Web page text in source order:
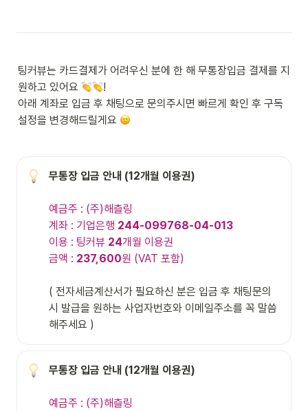
팅커뷰는 카드결제가 어려우신 분에 한 해 무통장입금 결제를 지
원하고 있어요
!
아래 계좌로 입금 후 채팅으로 문의주시면 빠르게 확인 후 구독
설정을 변경해드릴게요
예금주 : (주)해츨링
계좌 : 기업은행 244-099768-04-013
이용 : 팅커뷰 24개월 이용권
금액 : 237,600원 (VAT 포함)
( 전자세금계산서가 필요하신 분은 입금 후 채팅문의
시 발급을 원하는 사업자번호와 이메일주소를 꼭 말씀
해주세요 )
예금주 : (주)해츨링